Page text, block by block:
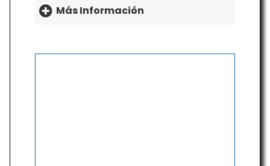
Más Información